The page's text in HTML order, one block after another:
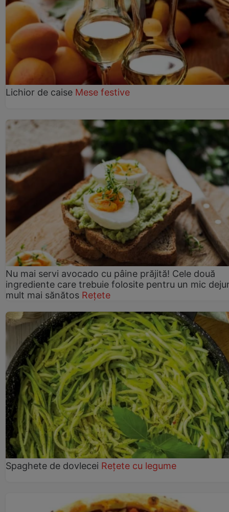
Lichior de caise Mese festive
Nu mai servi avocado cu pâine prăjită! Cele două
ingrediente care trebuie folosite pentru un mic
mult mai sănătos Rețete
Spaghete de dovlecei Rețete cu legume